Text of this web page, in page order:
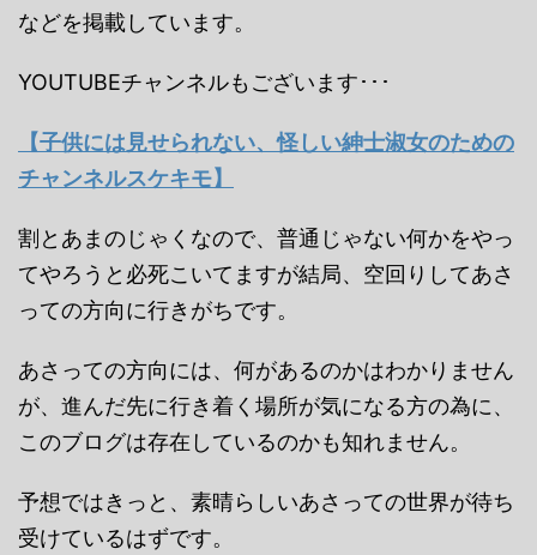
などを掲載しています。
YOUTUBEチャンネルもございます･･･
【子供には見せられない、怪しい紳士淑女のための
チャンネルスケキモ】
割とあまのじゃくなので、普通じゃない何かをやっ
てやろうと必死こいてますが結局、空回りしてあさ
っての方向に行きがちです。
あさっての方向には、何があるのかはわかりません
が、進んだ先に行き着く場所が気になる方の為に、
このブログは存在しているのかも知れません。
予想ではきっと、素晴らしいあさっての世界が待ち
受けているはずです。